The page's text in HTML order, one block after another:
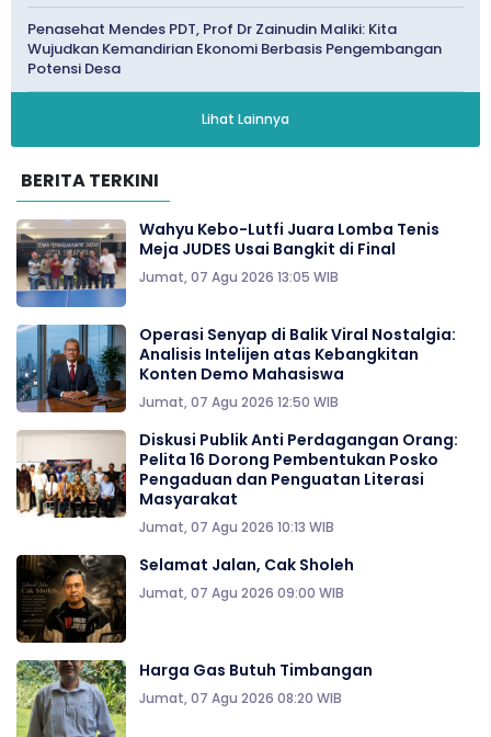
Penasehat Mendes PDT, Prof Dr Zainudin Maliki: Kita
Wujudkan Kemandirian Ekonomi Berbasis Pengembangan
Potensi Desa
Lihat Lainnya
BERITA TERKINI
Wahyu Kebo-Lutfi Juara Lomba Tenis
Meja JUDES Usai Bangkit di Final
Jumat, 07 Agu 2026 13:05 WIB
Operasi Senyap di Balik Viral Nostalgia:
Analisis Intelijen atas Kebangkitan
Konten Demo Mahasiswa
Jumat, 07 Agu 2026 12:50 WIB
Diskusi Publik Anti Perdagangan Orang:
Pelita 16 Dorong Pembentukan Posko
Pengaduan dan Penguatan Literasi
Masyarakat
Jumat, 07 Agu 2026 10:13 WIB
Selamat Jalan, Cak Sholeh
Jumat, 07 Agu 2026 09:00 WIB
Harga Gas Butuh Timbangan
Jumat, 07 Agu 2026 08:20 WIB